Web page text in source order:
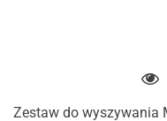
Zestaw do wyszywania